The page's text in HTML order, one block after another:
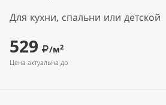
Для кухни, спальни или детской
529 /м2
Цена актуальна до